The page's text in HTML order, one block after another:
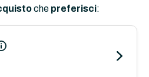
che preferisci: